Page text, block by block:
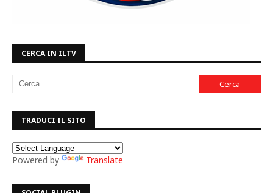
CERCA IN ILTV
TRADUCI IL SITO
Powered by Translate